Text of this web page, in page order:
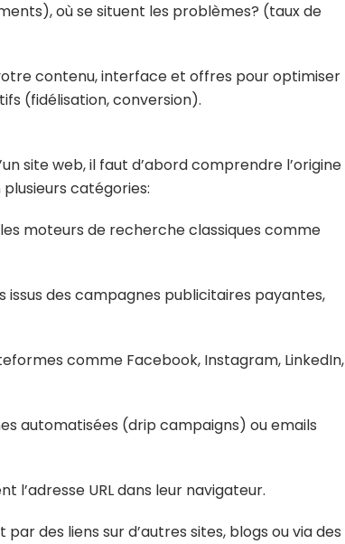
où se situent les problèmes? (taux de
contenu, interface et offres pour optimiser
(fidélisation, conversion).
site web, il faut d’abord comprendre l’origine
catégories:
moteurs de recherche classiques comme
issus des campagnes publicitaires payantes,
comme Facebook, Instagram, LinkedIn,
automatisées (drip campaigns) ou emails
l’adresse URL dans leur navigateur.
des liens sur d’autres sites, blogs ou via des